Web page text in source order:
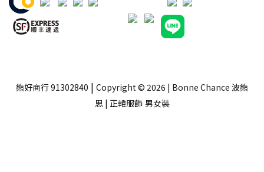
熊好商行 91302840 | Copyright © 2026 | Bonne Chance 波熊
思 | 正韓服飾 男女裝